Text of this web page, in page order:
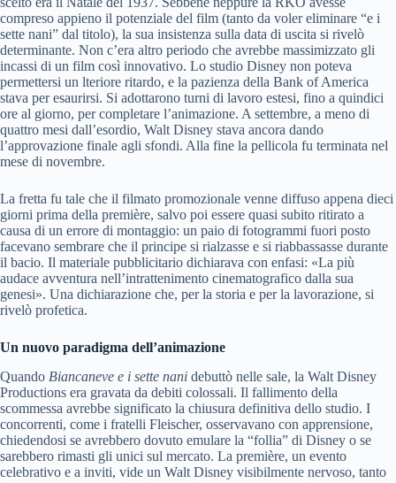
compreso appieno il potenziale del film (tanto da voler eliminare “e i
sette nani” dal titolo), la sua insistenza sulla data di uscita si rivelò
determinante. Non c’era altro periodo che avrebbe massimizzato gli
incassi di un film così innovativo. Lo studio Disney non poteva
permettersi un lteriore ritardo, e la pazienza della Bank of America
stava per esaurirsi. Si adottarono turni di lavoro estesi, fino a quindici
ore al giorno, per completare l’animazione. A settembre, a meno di
quattro mesi dall’esordio, Walt Disney stava ancora dando
l’approvazione finale agli sfondi. Alla fine la pellicola fu terminata nel
mese di novembre.
La fretta fu tale che il filmato promozionale venne diffuso appena dieci
giorni prima della première, salvo poi essere quasi subito ritirato a
causa di un errore di montaggio: un paio di fotogrammi fuori posto
facevano sembrare che il principe si rialzasse e si riabbassasse durante
il bacio. Il materiale pubblicitario dichiarava con enfasi: «La più
audace avventura nell’intrattenimento cinematografico dalla sua
genesi». Una dichiarazione che, per la storia e per la lavorazione, si
rivelò profetica.
Un nuovo paradigma dell’animazione
Quando Biancaneve e i sette nani debuttò nelle sale, la Walt Disney
Productions era gravata da debiti colossali. Il fallimento della
scommessa avrebbe significato la chiusura definitiva dello studio. I
concorrenti, come i fratelli Fleischer, osservavano con apprensione,
chiedendosi se avrebbero dovuto emulare la “follia” di Disney o se
sarebbero rimasti gli unici sul mercato. La première, un evento
celebrativo e a inviti, vide un Walt Disney visibilmente nervoso, tanto